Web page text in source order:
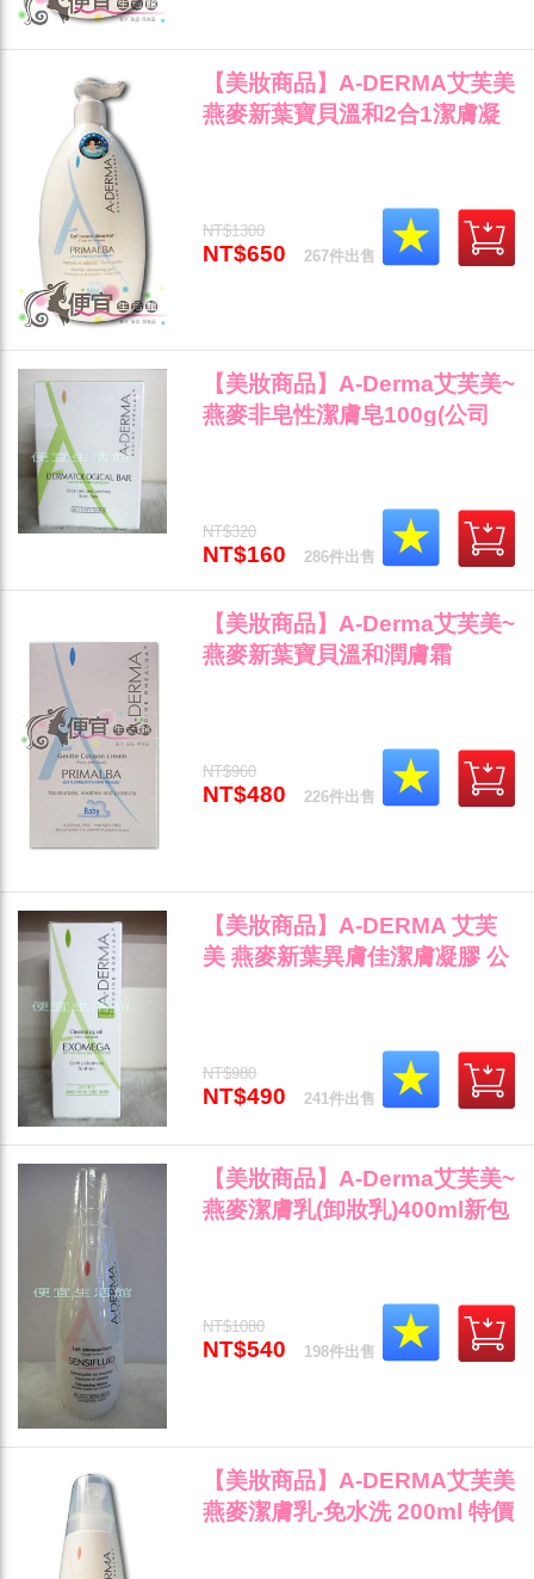
【美妝商品】A-DERMA艾芙美
燕麥新葉寶貝溫和2合1潔膚凝
NT$1300
NT$650 267件出售
【美妝商品】A-Derma艾芙美~
燕麥非皂性潔膚皂100g(公司
NT$320
NT$160 286件出售
【美妝商品】A-Derma艾芙美~
燕麥新葉寶貝溫和潤膚霜
NT$960
NT$480 226件出售
【美妝商品】A-DERMA 艾芙
美 燕麥新葉異膚佳潔膚凝膠 公
NT$980
NT$490 241件出售
【美妝商品】A-Derma艾芙美~
燕麥潔膚乳(卸妝乳)400ml新包
NT$1080
NT$540 198件出售
【美妝商品】A-DERMA艾芙美
燕麥潔膚乳-免水洗 200ml 特價